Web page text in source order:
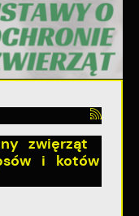
zwięrząt
i kotów